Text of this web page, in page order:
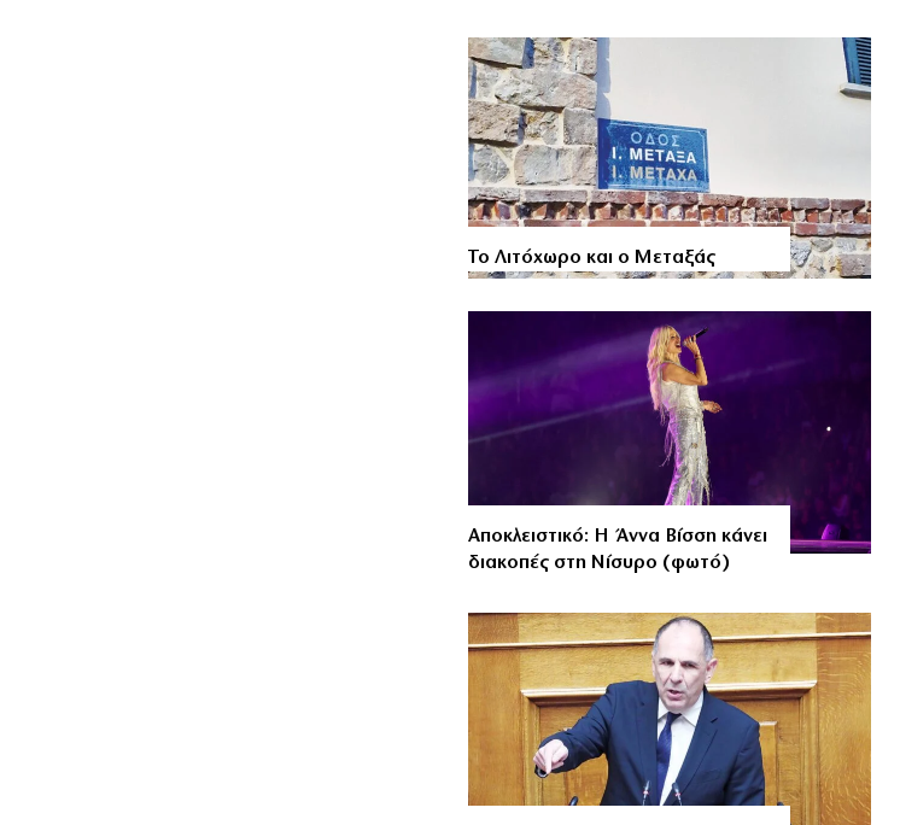
Το Λιτόχωρο και ο Μεταξάς
Αποκλειστικό: Η Άννα Βίσση κάνει
διακοπές στη Νίσυρο (φωτό)